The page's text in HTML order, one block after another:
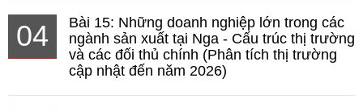
04
Bài 15: Những doanh nghiệp lớn trong các
ngành sản xuất tại Nga - Cấu trúc thị trường
và các đối thủ chính (Phân tích thị trường
cập nhật đến năm 2026)